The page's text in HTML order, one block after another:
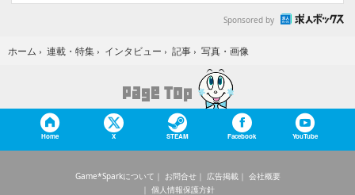
Sponsored by
ホーム › 連載・特集 › インタビュー › 記事 › 写真・画像
Home X STEAM Facebook YouTube
Game*Sparkについて お問合せ 広告掲載
会社概要
個人情報保護方針